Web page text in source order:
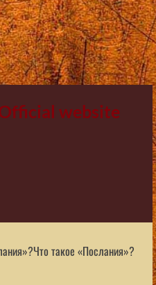
website
такое «Послания»?